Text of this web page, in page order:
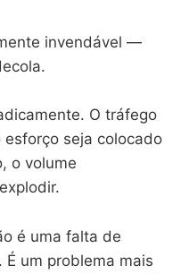
invendável —
O tráfego
seja colocado
o volume
é uma falta de
um problema mais